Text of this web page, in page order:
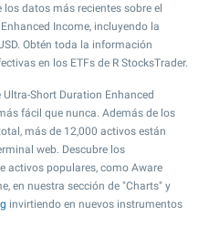
datos más recientes sobre el
Income, incluyendo la
Obtén toda la información
en los ETFs de R StocksTrader.
Ultra-Short Duration Enhanced
fácil que nunca. Además de los
más de 12,000 activos están
web. Descubre los
activos populares, como Aware
en nuestra sección de "Charts" y
invirtiendo en nuevos instrumentos